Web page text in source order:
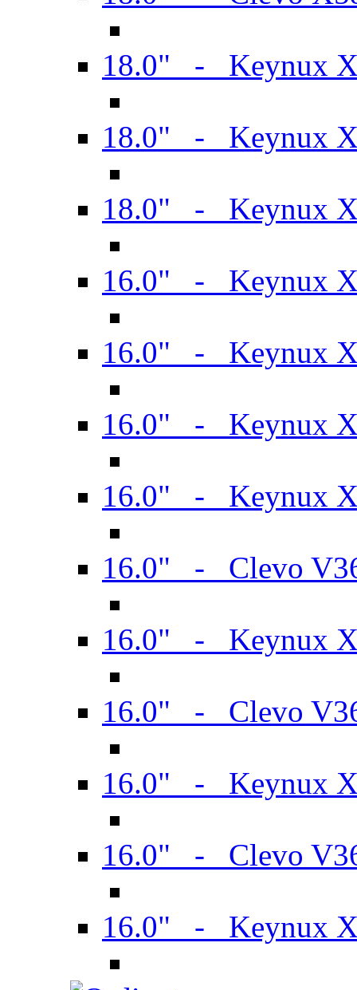
18.0" - Keynux
18.0" - Keynux
18.0" - Keynux
16.0" - Keynux
16.0" - Keynux
16.0" - Keynux
16.0" - Keynux
16.0" - Clevo
16.0" - Keynux
16.0" - Clevo
16.0" - Keynux
16.0" - Clevo
16.0" - Keynux